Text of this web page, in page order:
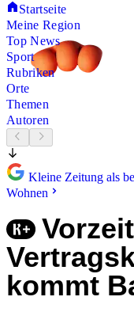
Startseite
Meine Region
Top News
Sport
Rubriken
Orte
Themen
Autoren
Kleine Zeitung als
Wohnen
kommt